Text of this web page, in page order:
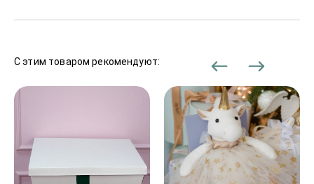
района города.
В праздничные дни сроки доставки могут
С этим товаром рекомендуют: